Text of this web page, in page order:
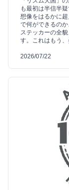
も最初は半信半
想像をはるかに
で何ができるの
ステッカーの全
す。これはもう
2026/07/22